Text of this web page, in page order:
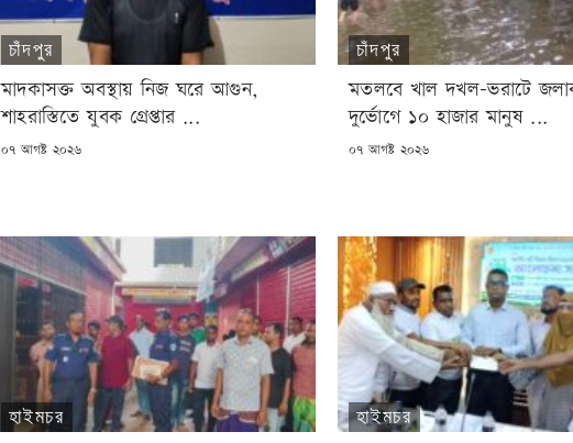
চাঁদপুর
মাদকাসক্ত অবস্থায় নিজ ঘরে আগুন,
শাহরাস্তিতে যুবক গ্রেপ্তার ...
POSTED
০৭ আগষ্ট ২০২৬
চাঁদপুর
মতলবে খাল দখল-ভরাটে
দুর্ভোগে ১০ হাজার মানুষ ...
POSTED
০৭ আগষ্ট ২০২৬
হাইমচর হাইমচর